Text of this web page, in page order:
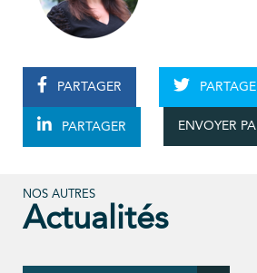
PARTAGER
PARTAGER ENVOYER
NOS AUTRES
Actualités